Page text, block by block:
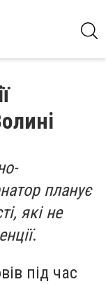
планує
які не
.
під час